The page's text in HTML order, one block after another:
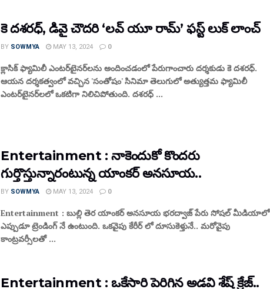
కె దశరధ్, డివై చౌదరి ‘లవ్ యూ రామ్’ ఫస్ట్ లుక్ లాంచ్
BY SOWMYA MAY 13, 2024 0
క్లాసిక్ ఫ్యామిలీ ఎంటర్‌టైనర్‌లను అందించడంలో పేరుగాంచారు దర్శకుడు కె దశరధ్.
ఆయన దర్శకత్వంలో వచ్చిన 'సంతోషం' సినిమా తెలుగులో అత్యుత్తమ ఫ్యామిలీ
ఎంటర్‌టైనర్‌లలో ఒకటిగా నిలిచిపోతుంది. దశరధ్ ...
Entertainment : నాకెందుకో కొందరు
గుర్తొస్తున్నారంటున్న యాంకర్ అనసూయ..
BY SOWMYA MAY 13, 2024 0
Entertainment : బుల్లి తెర యాంకర్ అనసూయ భరద్వాజ్ పేరు సోషల్ మీడియాలో
ఎప్పుడూ ట్రెండింగ్ నే ఉంటుంది. ఒకవైపు కేరీర్ లో దూసుకెళ్తునే.. మరోవైపు
కాంట్రవర్సీలతో ...
Entertainment : ఒకేసారి పెరిగిన అడవి శేష్ క్రేజ్..